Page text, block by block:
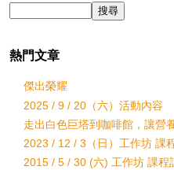
熱門文章
傑出榮耀
2025 / 9 / 20（六）活動內容
走出白色巨塔到咖啡館，讓營
2023 / 12 / 3（日）工作坊 課
2015 / 5 / 30 (六) 工作坊 課程